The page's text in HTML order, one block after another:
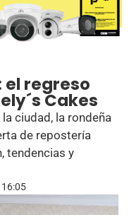
el regreso
Cakes
ciudad, la rondeña
de repostería
tendencias y
16:05